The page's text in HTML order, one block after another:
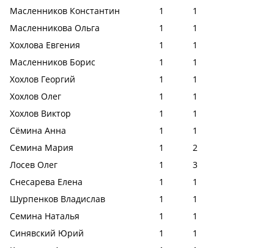
Масленников Константин
1
1
Масленникова Ольга
1
1
Хохлова Евгения
1
1
Масленников Борис
1
1
Хохлов Георгий
1
1
Хохлов Олег
1
1
Хохлов Виктор
1
1
Сёмина Анна
1
1
Семина Мария
1
2
Лосев Олег
1
3
Снесарева Елена
1
1
Шурпенков Владислав
1
1
Семина Наталья
1
1
Синявский Юрий
1
1